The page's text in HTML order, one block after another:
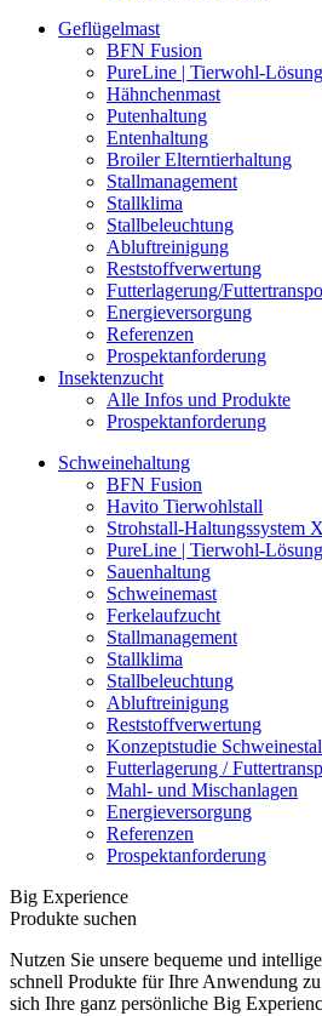
Geflügelmast
BFN Fusion
PureLine | Tierwohl-
Hähnchenmast
Putenhaltung
Entenhaltung
Broiler Elterntierhaltung
Stallmanagement
Stallklima
Stallbeleuchtung
Abluftreinigung
Reststoffverwertung
Futterlagerung/
Energieversorgung
Referenzen
Prospektanforderung
Insektenzucht
Alle Infos und Produkte
Prospektanforderung
Schweinehaltung
BFN Fusion
Havito Tierwohlstall
Strohstall-Haltungssystem
PureLine | Tierwohl-
Sauenhaltung
Schweinemast
Ferkelaufzucht
Stallmanagement
Stallklima
Stallbeleuchtung
Abluftreinigung
Reststoffverwertung
Konzeptstudie
Futterlagerung /
Mahl- und Mischanlagen
Energieversorgung
Referenzen
Prospektanforderung
Big Experience
Produkte suchen
Nutzen Sie unsere bequeme und
schnell Produkte für Ihre Anwendung
sich Ihre ganz persönliche Big